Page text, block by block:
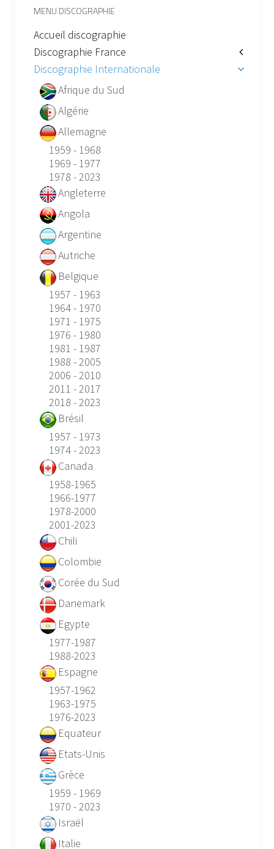
MENU DISCOGRAPHIE
Accueil discographie
Discographie France
Discographie Internationale
Afrique du Sud
Algérie
Allemagne
1959 - 1968
1969 - 1977
1978 - 2023
Angleterre
Angola
Argentine
Autriche
Belgique
1957 - 1963
1964 - 1970
1971 - 1975
1976 - 1980
1981 - 1987
1988 - 2005
2006 - 2010
2011 - 2017
2018 - 2023
Brésil
1957 - 1973
1974 - 2023
Canada
1958-1965
1966-1977
1978-2000
2001-2023
Chili
Colombie
Corée du Sud
Danemark
Egypte
1977-1987
1988-2023
Espagne
1957-1962
1963-1975
1976-2023
Equateur
Etats-Unis
Grèce
1959 - 1969
1970 - 2023
Israël
Italie